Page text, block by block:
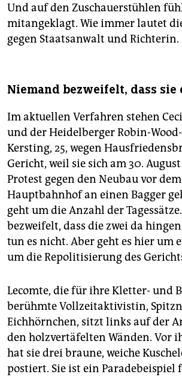
Und auf den Zuschauerstühlen
mitangeklagt. Wie immer lautet
gegen Staatsanwalt und Richterin.
Niemand bezweifelt, dass sie
Im aktuellen Verfahren stehen
und der Heidelberger Robin-
Kersting, 25, wegen
Gericht, weil sie sich am 30. August
Protest gegen den Neubau vor
Hauptbahnhof an einen Bagger
geht um die Anzahl der
bezweifelt, dass die zwei da
tun es nicht. Aber geht es hier um
um die Repolitisierung des
Lecomte, die für ihre Kletter- und
berühmte Vollzeitaktivistin,
Eichhörnchen, sitzt links auf der
den holzvertäfelten Wänden. Vor
hat sie drei braune, weiche
postiert. Sie ist ein Paradebeispiel